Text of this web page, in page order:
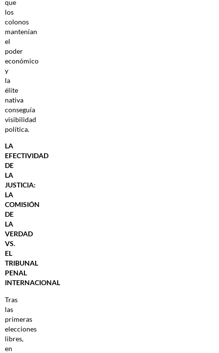
que
los
colonos
mantenían
el
poder
económico
y
la
élite
nativa
conseguía
visibilidad
política.
LA
EFECTIVIDAD
DE
LA
JUSTICIA:
LA
COMISIÓN
DE
LA
VERDAD
VS.
EL
TRIBUNAL
PENAL
INTERNACIONAL
Tras
las
primeras
elecciones
libres,
en